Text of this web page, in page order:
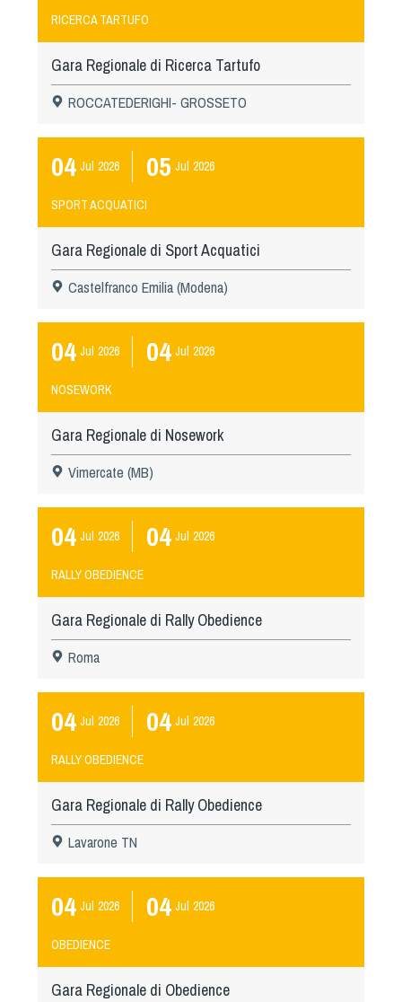
RICERCA TARTUFO
Gara Regionale di Ricerca Tartufo
ROCCATEDERIGHI- GROSSETO
04 Jul 2026 05 Jul 2026
SPORT ACQUATICI
Gara Regionale di Sport Acquatici
Castelfranco Emilia (Modena)
04 Jul 2026 04 Jul 2026
NOSEWORK
Gara Regionale di Nosework
Vimercate (MB)
04 Jul 2026 04 Jul 2026
RALLY OBEDIENCE
Gara Regionale di Rally Obedience
Roma
04 Jul 2026 04 Jul 2026
RALLY OBEDIENCE
Gara Regionale di Rally Obedience
Lavarone TN
04 Jul 2026 04 Jul 2026
OBEDIENCE
Gara Regionale di Obedience